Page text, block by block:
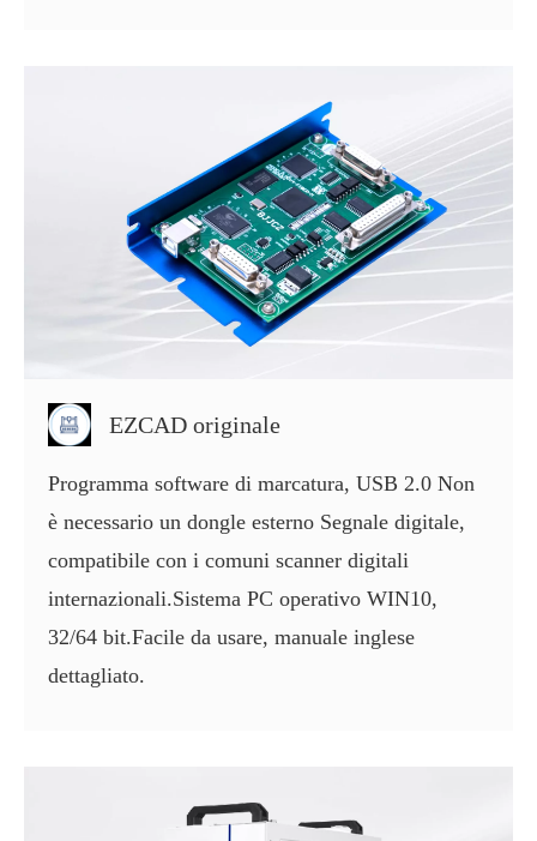
EZCAD originale
Programma software di marcatura, USB 2.0 Non
è necessario un dongle esterno Segnale digitale,
compatibile con i comuni scanner digitali
internazionali.Sistema PC operativo WIN10,
32/64 bit.Facile da usare, manuale inglese
dettagliato.